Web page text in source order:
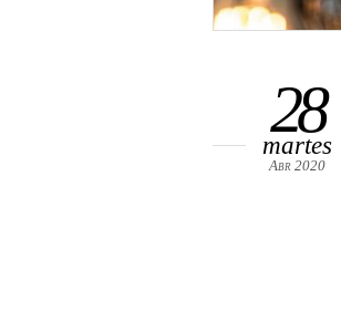
28
martes
Abr 2020